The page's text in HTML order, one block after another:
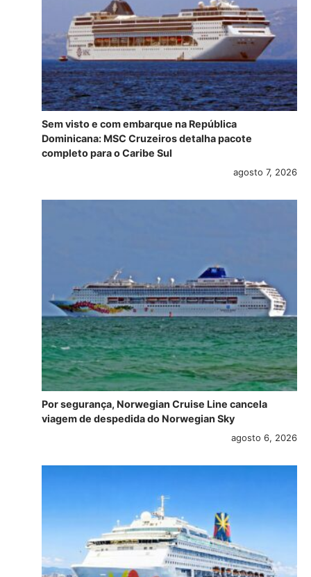
Sem visto e com embarque na República
Dominicana: MSC Cruzeiros detalha pacote
completo para o Caribe Sul
agosto 7, 2026
Por segurança, Norwegian Cruise Line cancela
viagem de despedida do Norwegian Sky
agosto 6, 2026